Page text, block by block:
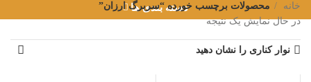
دسته بندی ها خانه
محصولات برچسب خورده “سربرگ ارزان”
در حال نمایش یک نتیجه
نوار کناری را نشان دهید